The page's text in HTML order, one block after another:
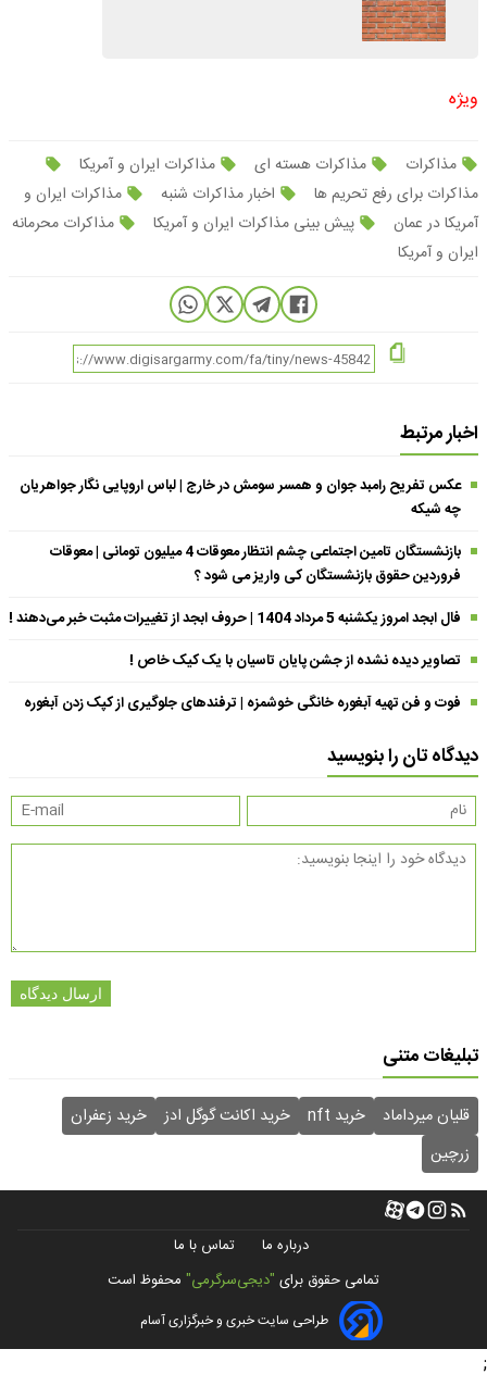
ویژه
مذاکرات مذاکرات هسته ای
مذاکرات ایران و آمریکا
مذاکرات برای رفع تحریم ها
اخبار مذاکرات شنبه
مذاکرات ایران و
آمریکا در عمان
پیش بینی مذاکرات ایران و آمریکا
مذاکرات محرمانه
ایران و آمریکا
اخبار مرتبط
عکس تفریح رامبد جوان و همسر سومش در خارج | لباس اروپایی نگار جواهریان
چه شیکه
بازنشستگان تامین اجتماعی چشم انتظار معوقات 4 میلیون تومانی | معوقات
فروردین حقوق بازنشستگان کی واریز می شود ؟
فال ابجد امروز یکشنبه 5 مرداد 1404 | حروف ابجد از تغییرات مثبت خبر می‌دهند !
تصاویر دیده نشده از جشن پایان تاسیان با یک کیک خاص !
فوت و فن تهیه آبغوره خانگی خوشمزه | ترفندهای جلوگیری از کپک زدن آبغوره
دیدگاه تان را بنویسید
ارسال دیدگاه
تبلیغات متنی
قلیان میرداماد خرید nft خرید اکانت گوگل ادز
خرید زعفران
زرچین
درباره ما
تماس با ما
تمامی حقوق برای "دیجی‌سرگرمی" محفوظ است
طراحی سایت خبری و خبرگزاری آسام
;